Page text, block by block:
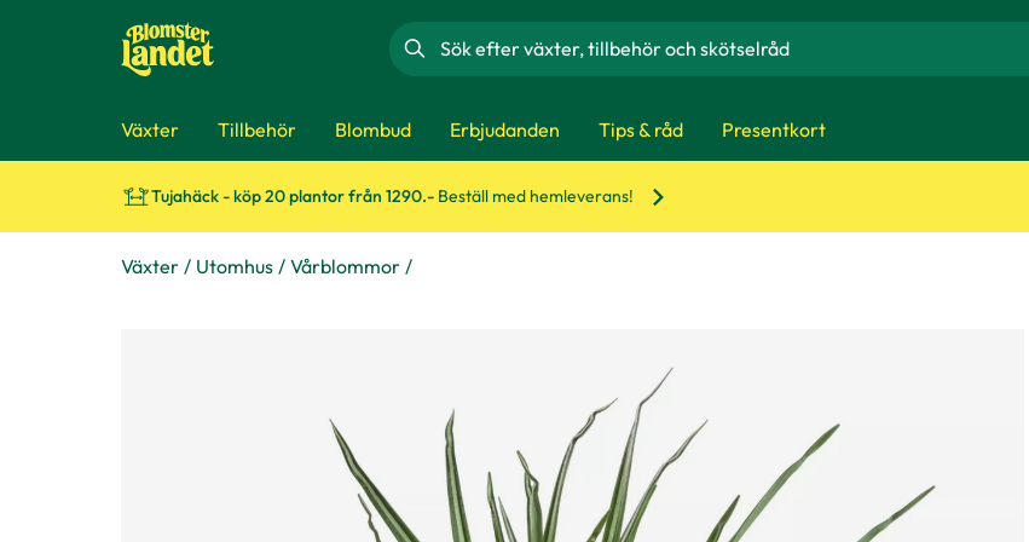
Sök
Växter Tillbehör Blombud Erbjudanden Tips & råd Presentkort
Tujahäck - köp 20 plantor från 1290.- Beställ med hemleverans!
Växter Utomhus Vårblommor